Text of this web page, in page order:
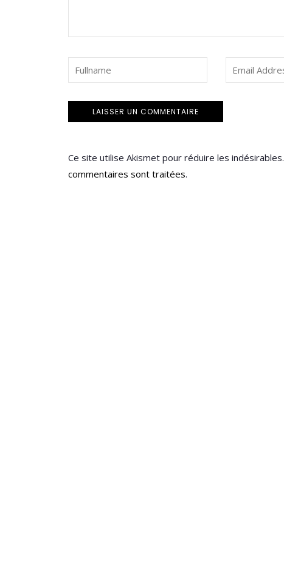
Ce site utilise Akismet pour réduire les indésirables.
commentaires sont traitées.